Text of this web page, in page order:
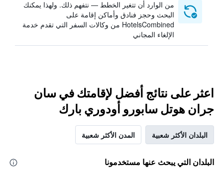
من الوارد أن تتغير الخطط — نتفهم ذلك. ولهذا يمكنك
البحث وحجز فنادق وأماكن إقامة على
HotelsCombined من وكالات السفر التي تقدم خدمة
الإلغاء المجاني
اعثر على نتائج أفضل لإقامتك في سان
جران هوتل سابورو أودوري بارك
البلدان الأكثر شعبية المدن الأكثر شعبية
البلدان التي يبحث عنها مستخدمونا